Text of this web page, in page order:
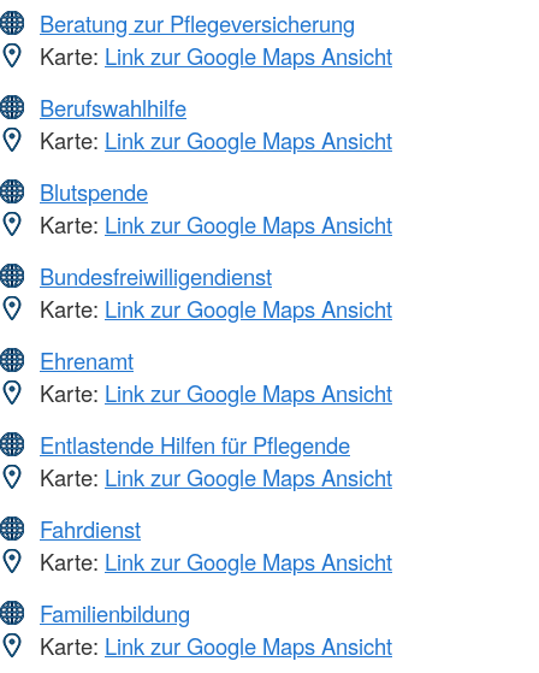
Beratung zur Pflegeversicherung
Karte: Link zur Google Maps Ansicht
Berufswahlhilfe
Karte: Link zur Google Maps Ansicht
Blutspende
Karte: Link zur Google Maps Ansicht
Bundesfreiwilligendienst
Karte: Link zur Google Maps Ansicht
Ehrenamt
Karte: Link zur Google Maps Ansicht
Entlastende Hilfen für Pflegende
Karte: Link zur Google Maps Ansicht
Fahrdienst
Karte: Link zur Google Maps Ansicht
Familienbildung
Karte: Link zur Google Maps Ansicht